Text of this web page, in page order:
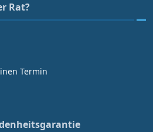
Rat?
Termin